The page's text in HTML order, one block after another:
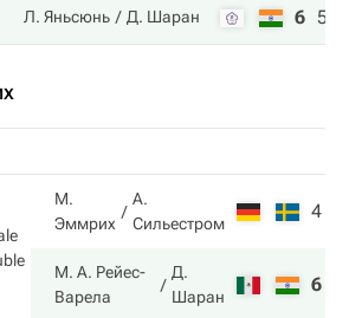
Л. Яньсюнь Д. Шаран 6 5
М.
Эммрих
А.
Сильестром
4
М. А. Рейес-
Варела
Д.
Шаран
6